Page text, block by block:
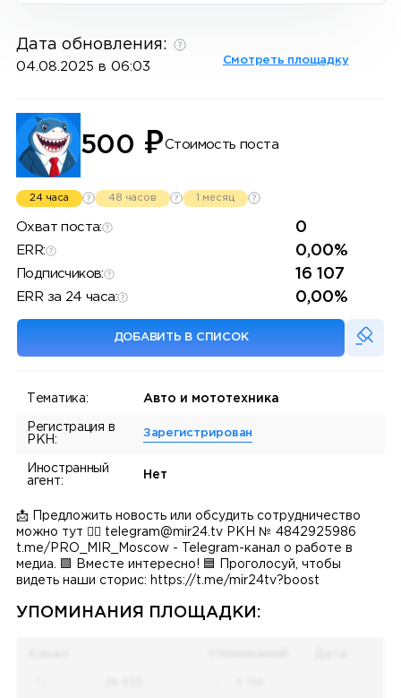
Дата обновления:
04.08.2025 в 06:03 Смотреть площадку
500 ₽Стоимость поста
24 часа 48 часов 1 месяц
Охват поста: 0
ERR: 0,00%
Подписчиков: 16 107
ERR за 24 часа: 0,00%
ДОБАВИТЬ В СПИСОК
Тематика: Авто и мототехника
Регистрация в
РКН:
Зарегистрирован
Иностранный
агент:
Нет
📩 Предложить новость или обсудить сотрудничество
можно тут 👉🏻 telegram@mir24.tv РКН № 4842925986
t.me/PRO_MIR_Moscow - Telegram-канал о работе в
медиа. 🟩 Вместе интересно! 🟦 Проголосуй, чтобы
видеть наши сторис: https://t.me/mir24tv?boost
УПОМИНАНИЯ ПЛОЩАДКИ: